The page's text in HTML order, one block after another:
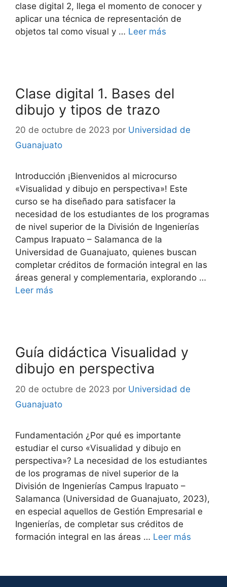
clase digital 2, llega el momento de conocer y
aplicar una técnica de representación de
objetos tal como visual y … Leer más
Clase digital 1. Bases del
dibujo y tipos de trazo
20 de octubre de 2023 por Universidad de
Guanajuato
Introducción ¡Bienvenidos al microcurso
«Visualidad y dibujo en perspectiva»! Este
curso se ha diseñado para satisfacer la
necesidad de los estudiantes de los programas
de nivel superior de la División de Ingenierías
Campus Irapuato – Salamanca de la
Universidad de Guanajuato, quienes buscan
completar créditos de formación integral en las
áreas general y complementaria, explorando …
Leer más
Guía didáctica Visualidad y
dibujo en perspectiva
20 de octubre de 2023 por Universidad de
Guanajuato
Fundamentación ¿Por qué es importante
estudiar el curso «Visualidad y dibujo en
perspectiva»? La necesidad de los estudiantes
de los programas de nivel superior de la
División de Ingenierías Campus Irapuato –
Salamanca (Universidad de Guanajuato, 2023),
en especial aquellos de Gestión Empresarial e
Ingenierías, de completar sus créditos de
formación integral en las áreas … Leer más